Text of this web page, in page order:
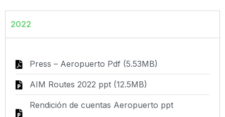
2022
Press – Aeropuerto Pdf (5.53MB)
AIM Routes 2022 ppt (12.5MB)
Rendición de cuentas Aeropuerto ppt